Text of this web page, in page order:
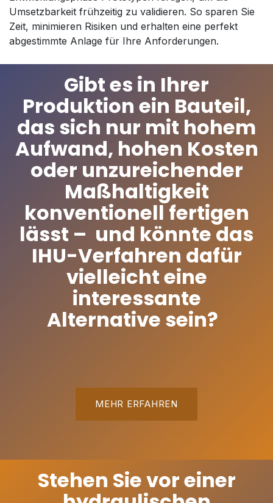
Umsetzbarkeit frühzeitig zu validieren. So sparen Sie
Zeit, minimieren Risiken und erhalten eine perfekt
abgestimmte Anlage für Ihre Anforderungen.
Gibt es in Ihrer
Produktion ein Bauteil,
das sich nur mit hohem
Aufwand, hohen Kosten
oder unzureichender
Maßhaltigkeit
konventionell fertigen
lässt – und könnte das
IHU-Verfahren dafür
vielleicht eine
interessante
Alternative sein?
MEHR ERFAHREN
Stehen Sie vor einer